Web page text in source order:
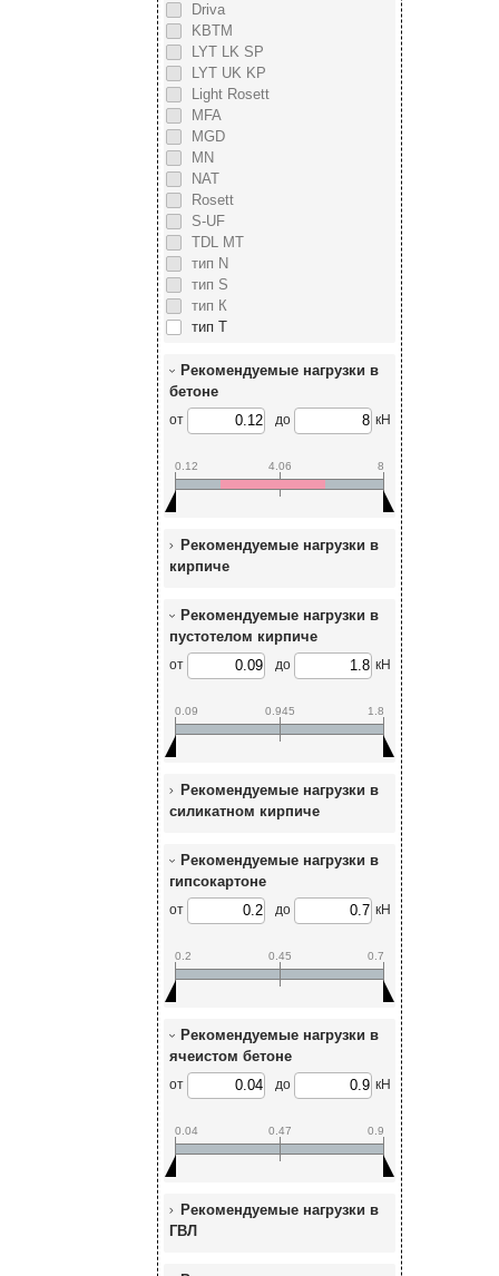
Driva
KBTM
LYT LK SP
LYT UK KP
Light Rosett
MFA
MGD
MN
NAT
Rosett
S-UF
TDL MT
тип N
тип S
тип К
тип Т
Рекомендуемые нагрузки в
бетоне
от до кН
0.12 4.06 8
Рекомендуемые нагрузки в
кирпиче
Рекомендуемые нагрузки в
пустотелом кирпиче
от до кН
0.09 0.945 1.8
Рекомендуемые нагрузки в
силикатном кирпиче
Рекомендуемые нагрузки в
гипсокартоне
от до кН
0.2 0.45 0.7
Рекомендуемые нагрузки в
ячеистом бетоне
от до кН
0.04 0.47 0.9
Рекомендуемые нагрузки в
ГВЛ